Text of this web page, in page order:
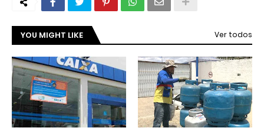
YOU MIGHT LIKE Ver todos